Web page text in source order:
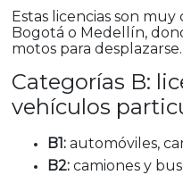
Estas licencias son
Bogotá o Medellín,
motos para desplazarse.
Categorías B:
vehículos
B1:automóviles,
B2:camiones y